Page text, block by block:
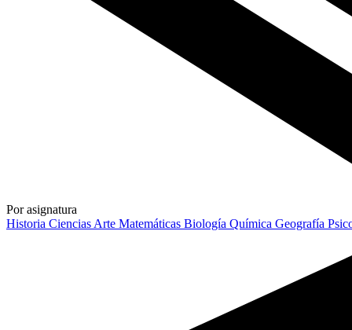
Por asignatura
Historia Ciencias Arte Matemáticas Biología Química Geografía